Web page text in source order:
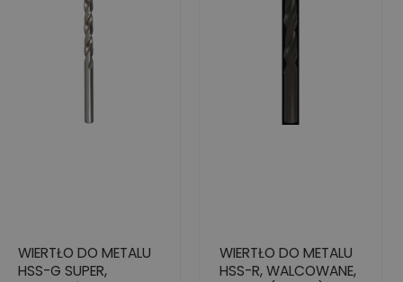
WIERTŁO DO METALU
HSS-G SUPER,
WIERTŁO DO METALU
HSS-R, WALCOWANE,